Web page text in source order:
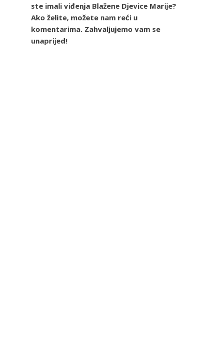
ste imali viđenja Blažene Djevice Marije?
Ako želite, možete nam reći u
komentarima. Zahvaljujemo vam se
unaprijed!